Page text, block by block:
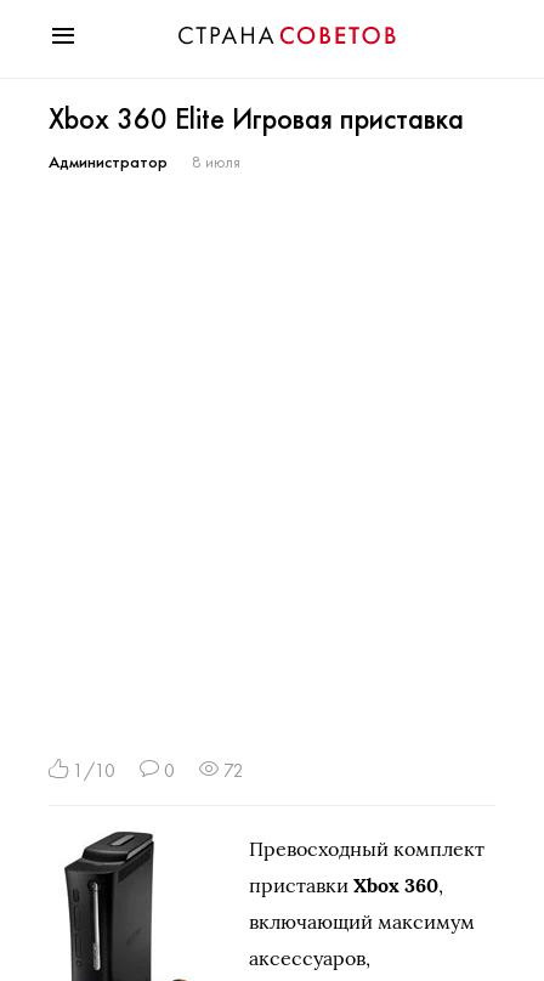
Мода
Звезды
Xbox 360 Elite Игровая приставка
Администратор 8 июля
1/10 0 72
Превосходный комплект
приставки Xbox 360,
включающий максимум
аксессуаров,